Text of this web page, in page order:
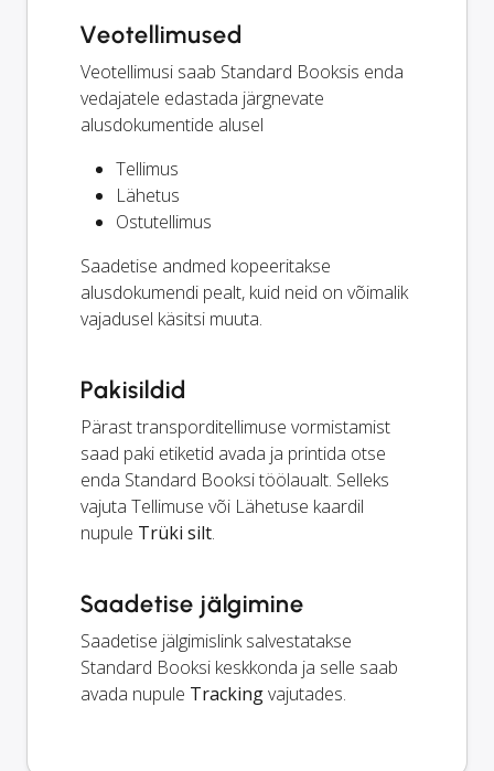
Veotellimused
Veotellimusi saab Standard Booksis enda
vedajatele edastada järgnevate
alusdokumentide alusel
Tellimus
Lähetus
Ostutellimus
Saadetise andmed kopeeritakse
alusdokumendi pealt, kuid neid on võimalik
vajadusel käsitsi muuta.
Pakisildid
Pärast transporditellimuse vormistamist
saad paki etiketid avada ja printida otse
enda Standard Booksi töölaualt. Selleks
vajuta Tellimuse või Lähetuse kaardil
nupule Trüki silt.
Saadetise jälgimine
Saadetise jälgimislink salvestatakse
Standard Booksi keskkonda ja selle saab
avada nupule Trackingvajutades.